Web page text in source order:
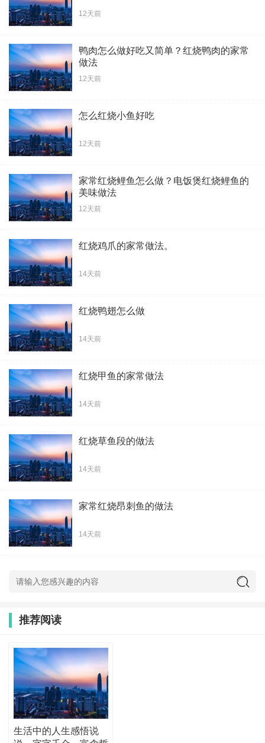
12天前
鸭肉怎么做好吃又简单？红烧鸭肉的家常
做法
12天前
怎么红烧小鱼好吃
12天前
家常红烧鲤鱼怎么做？电饭煲红烧鲤鱼的
美味做法
12天前
红烧鸡爪的家常做法。
14天前
红烧鸭翅怎么做
14天前
红烧甲鱼的家常做法
14天前
红烧草鱼段的做法
14天前
家常红烧昂刺鱼的做法
14天前
推荐阅读
生活中的人生感悟说